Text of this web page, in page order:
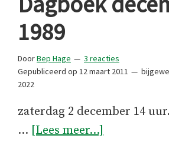
1989
DoorBep Hage
3 reacties
Gepubliceerd op 12 maart 2011
2022
zaterdag 2 december 14
… [Lees meer...]